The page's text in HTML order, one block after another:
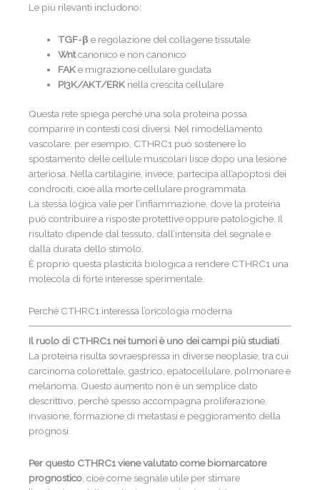
Le più rilevanti includono:
TGF-β e regolazione del collagene tissutale
Wntcanonico e non canonico
FAKe migrazione cellulare guidata
PI3K/AKT/ERK nella crescita cellulare
Questa rete spiega perché una sola proteina possa
comparire in contesti così diversi. Nel rimodellamento
vascolare, per esempio, CTHRC1 può sostenere lo
spostamento delle cellule muscolari lisce dopo una lesione
arteriosa. Nella cartilagine, invece, partecipa all’apoptosi dei
condrociti, cioè alla morte cellulare programmata.
La stessa logica vale per l’infiammazione, dove la proteina
può contribuire a risposte protettive oppure patologiche. Il
risultato dipende dal tessuto, dall’intensità del segnale e
dalla durata dello stimolo.
È proprio questa plasticità biologica a rendere CTHRC1 una
molecola di forte interesse sperimentale.
Perché CTHRC1 interessa l’oncologia moderna
Il ruolo di CTHRC1 nei tumori è uno dei campi più studiati
La proteina risulta sovraespressa in diverse neoplasie, tra cui
carcinoma colorettale, gastrico, epatocellulare, polmonare e
melanoma. Questo aumento non è un semplice dato
descrittivo, perché spesso accompagna proliferazione,
invasione, formazione di metastasi e peggioramento della
prognosi.
Per questo CTHRC1 viene valutato come biomarcatore
prognostico , cioè come segnale utile per stimare